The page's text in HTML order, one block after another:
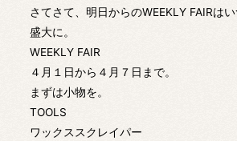
さてさて、明日からのWEEKLY FAIRは
盛大に。
WEEKLY FAIR
４月１日から４月７日まで。
まずは小物を。
TOOLS
ワックススクレイパー